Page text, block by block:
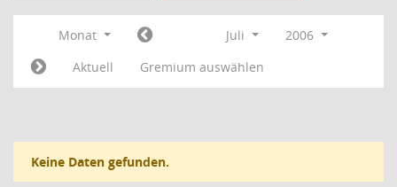
Monat Juli
2006
Aktuell
Gremium auswählen
Keine Daten gefunden.